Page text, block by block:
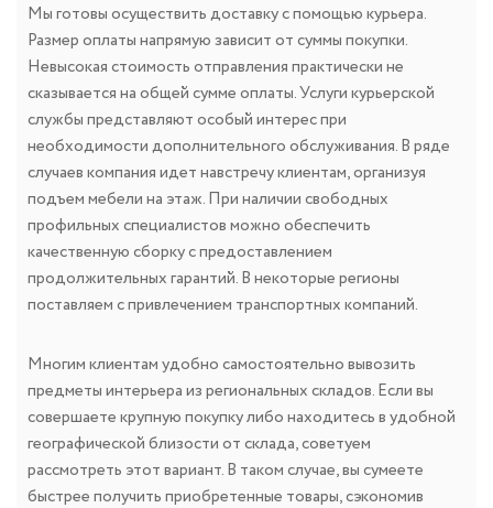
Мы готовы осуществить доставку с помощью курьера.
Размер оплаты напрямую зависит от суммы покупки.
Невысокая стоимость отправления практически не
сказывается на общей сумме оплаты. Услуги курьерской
службы представляют особый интерес при
необходимости дополнительного обслуживания. В ряде
случаев компания идет навстречу клиентам, организуя
подъем мебели на этаж. При наличии свободных
профильных специалистов можно обеспечить
качественную сборку с предоставлением
продолжительных гарантий. В некоторые регионы
поставляем с привлечением транспортных компаний.
Многим клиентам удобно самостоятельно вывозить
предметы интерьера из региональных складов. Если вы
совершаете крупную покупку либо находитесь в удобной
географической близости от склада, советуем
рассмотреть этот вариант. В таком случае, вы сумеете
быстрее получить приобретенные товары, сэкономив